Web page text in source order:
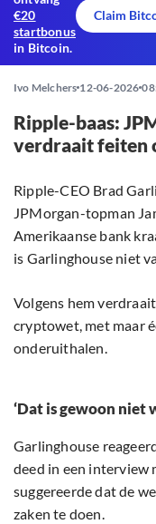
€20
startbonus
in Bitcoin.
Claim
Ivo Melchers 12-06-2026
Ripple-baas:
verdraait feiten
Ripple-CEO Brad
JPMorgan-topman
Amerikaanse bank
is Garlinghouse niet
Volgens hem
cryptowet, met maar
onderuithalen.
‘Dat is gewoon niet
Garlinghouse
deed in een interview
suggereerde dat de
zaken te doen.